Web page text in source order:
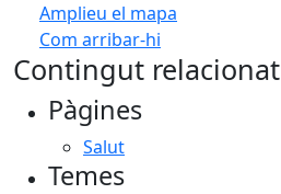
Amplieu el mapa
Com arribar-hi
+
Contingut relacionat
Pàgines
Salut
Temes